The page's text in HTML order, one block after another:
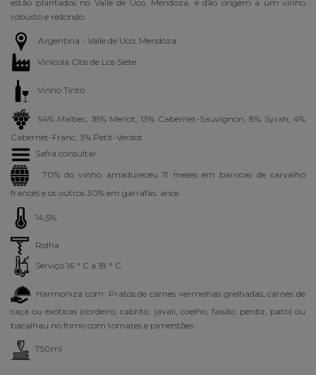
estão plantados no Valle de Uco, Mendoza, e dão origem a um vinho
robusto e redondo.
Argentina - Valle de Uco, Mendoza
Vinícola Clos de Los Siete
Vinho Tinto
54% Malbec, 18% Merlot, 13% Cabernet-Sauvignon, 8% Syrah, 4%
Cabernet-Franc, 3% Petit-Verdot
Safra consultar
70% do vinho amadureceu 11 meses em barricas de carvalho
francês e os outros 30% em garrafas. anos
14,5%
Rolha
Serviço 16 ° C a 18 ° C.
Harmoniza com: Pratos de carnes vermelhas grelhadas, carnes de
caça ou exóticas (cordeiro, cabrito, javali, coelho, faisão, perdiz, pato) ou
bacalhau no forno com tomates e pimentões.
750ml